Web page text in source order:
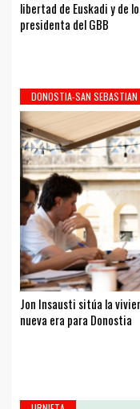
libertad de Euskadi y de
presidenta del GBB
DONOSTIA-SAN SEBASTIAN
Jon Insausti sitúa la
nueva era para Donostia